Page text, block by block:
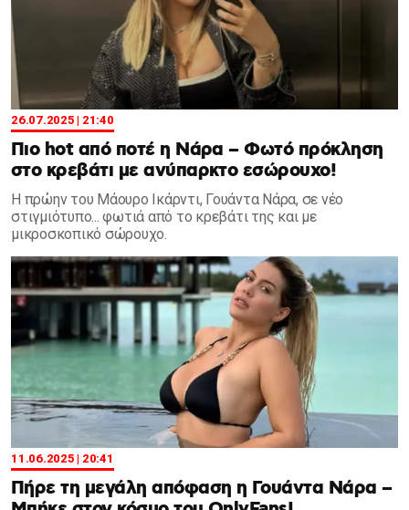
26.07.2025 | 21:40
Πιο hot από ποτέ η Νάρα – Φωτό πρόκληση
στο κρεβάτι με ανύπαρκτο εσώρουχο!
Η πρώην του Μάουρο Ικάρντι, Γουάντα Νάρα, σε νέο
στιγμιότυπο... φωτιά από το κρεβάτι της και με
μικροσκοπικό σώρουχο.
11.06.2025 | 20:41
Πήρε τη μεγάλη απόφαση η Γουάντα Νάρα –